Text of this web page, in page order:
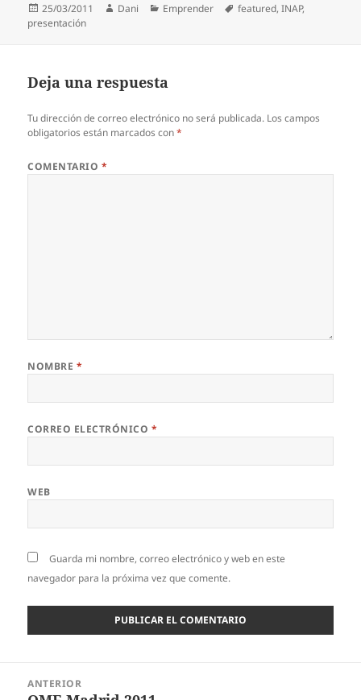
Publicado
el
25/03/2011 Autor
Dani Categorías
Emprender Etiquetas
featured,INAP,
presentación
Deja una respuesta
Tu dirección de correo electrónico no será publicada. Los campos
obligatorios están marcados con*
COMENTARIO *
NOMBRE *
CORREO ELECTRÓNICO *
WEB
Guarda mi nombre, correo electrónico y web en este
navegador para la próxima vez que comente.
ANTERIOR